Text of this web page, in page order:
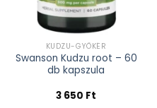
KUDZU-GYÖKÉR
Swanson Kudzu root – 60
db kapszula
3 650 Ft